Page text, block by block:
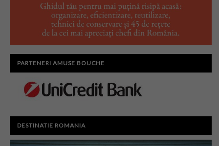
PARTENERI AMUSE BOUCHE
DESTINATIE ROMANIA